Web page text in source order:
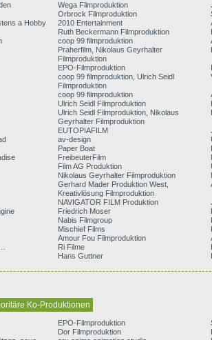
Wega Filmproduktion
Orbrock Filmproduktion
a Hobby
2010 Entertainment
Ruth Beckermann Filmproduktion
coop 99 filmproduktion
Praherfilm, Nikolaus Geyrhalter
Filmproduktion
EPO-Filmproduktion
coop 99 filmproduktion, Ulrich Seidl
Filmproduktion
coop 99 filmproduktion
Ulrich Seidl Filmproduktion
Ulrich Seidl Filmproduktion, Nikolaus
Geyrhalter Filmproduktion
EUTOPIAFILM
av-design
Paper Boat
FreibeuterFilm
Film AG Produktion
Nikolaus Geyrhalter Filmproduktion
Gerhard Mader Produktion West,
Kreativlösung Filmproduktion
NAVIGATOR FILM Produktion
Friedrich Moser
Nabis Filmgroup
Mischief Films
Amour Fou Filmproduktion
Ri Filme
Hans Guttner
Ko-Produktionen
EPO-Filmproduktion
Dor Filmproduktion